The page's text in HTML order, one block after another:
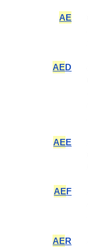
AE
AED
AEE
AEF
AER